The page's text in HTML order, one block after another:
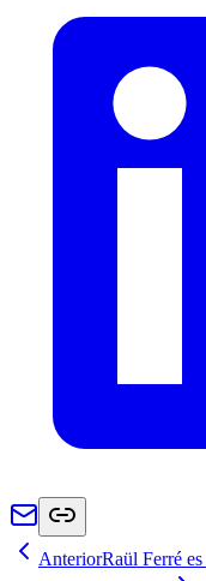
AnteriorRaül Ferré